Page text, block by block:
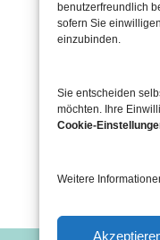
benutzerfreundlich
sofern Sie
einzubinden.
Sie entscheiden
möchten. Ihre
Cookie-
Weitere